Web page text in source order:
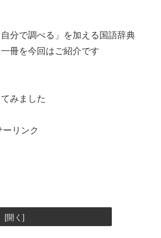
分で調べる」を加える国語辞典
冊を今回はご紹介です
みました
ーリンク